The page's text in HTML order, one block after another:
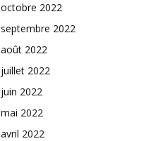
octobre 2022
septembre 2022
août 2022
juillet 2022
juin 2022
mai 2022
avril 2022